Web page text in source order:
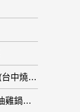
肉肉燒肉五權西店|寵物友善餐廳(台中燒肉推薦)
湯棧公益店，大推燒酒雞鍋、麻油雞鍋暖暖有夠補